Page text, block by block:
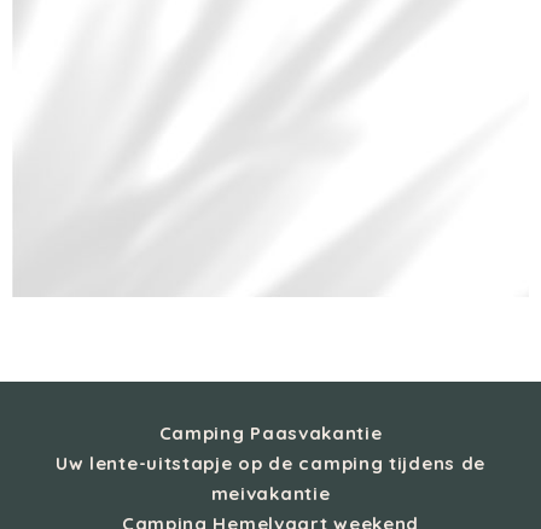
Camping Paasvakantie
Uw lente-uitstapje op de camping tijdens de
meivakantie
Camping Hemelvaart weekend